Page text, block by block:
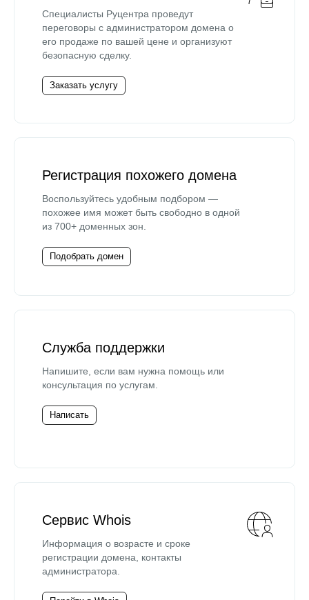
Специалисты Руцентра проведут
переговоры с администратором домена о
его продаже по вашей цене и организуют
безопасную сделку.
Заказать услугу
Регистрация похожего домена
Воспользуйтесь удобным подбором —
похожее имя может быть свободно в одной
из 700+ доменных зон.
Подобрать домен
Служба поддержки
Напишите, если вам нужна помощь или
консультация по услугам.
Написать
Сервис Whois
Информация о возрасте и сроке
регистрации домена, контакты
администратора.